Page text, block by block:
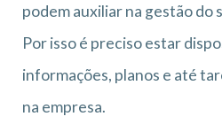
podem auxiliar na gestão do
Por isso é preciso estar
informações, planos e até
na empresa.